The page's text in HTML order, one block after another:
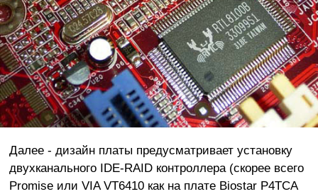
Далее - дизайн платы предусматривает установку
двухканального IDE-RAID контроллера (скорее всего
Promise или VIA VT6410 как на плате Biostar P4TCA